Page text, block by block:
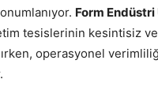
Form Endüstri
tesislerinin kesintisiz
operasyonel